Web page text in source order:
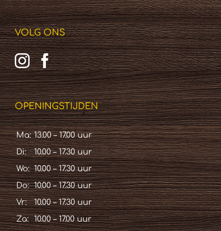
VOLG ONS
OPENINGSTIJDEN
Ma: 13.00 – 17.00 uur
Di:
10.00 – 17.30 uur
Wo: 10.00 – 17.30 uur
Do: 10.00 – 17.30 uur
Vr:
10.00 – 17.30 uur
Za:
10.00 – 17.00 uur